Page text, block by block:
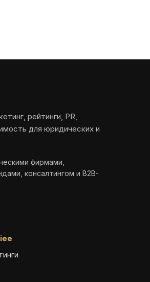
рейтинги, PR,
для юридических и
фирмами,
консалтингом и B2B-